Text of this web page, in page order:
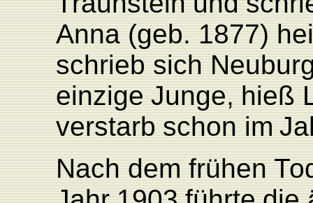
Anna (geb.1877)
schrieb sich
einzige Junge, hieß
verstarb schon im
Nach dem frühen T